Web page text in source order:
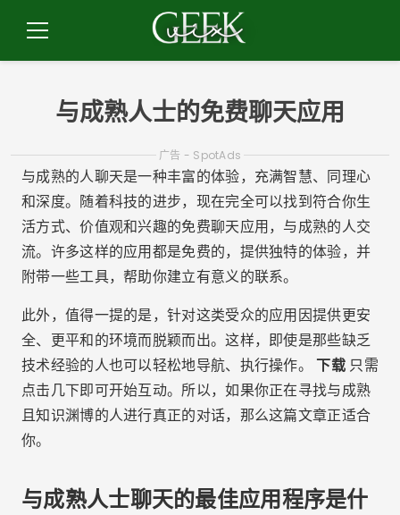
菜
与成熟人士的免费聊天应用
广告 - SpotAds
与成熟的人聊天是一种丰富的体验，充满智慧、同理心
和深度。随着科技的进步，现在完全可以找到符合你生
活方式、价值观和兴趣的免费聊天应用，与成熟的人交
流。许多这样的应用都是免费的，提供独特的体验，并
附带一些工具，帮助你建立有意义的联系。
此外，值得一提的是，针对这类受众的应用因提供更安
全、更平和的环境而脱颖而出。这样，即使是那些缺乏
技术经验的人也可以轻松地导航、执行操作。下载只需
点击几下即可开始互动。所以，如果你正在寻找与成熟
且知识渊博的人进行真正的对话，那么这篇文章正适合
你。
与成熟人士聊天的最佳应用程序是什